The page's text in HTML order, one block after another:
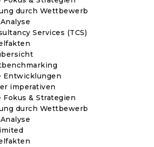
durch Wettbewerb
Services (TCS)
Entwicklungen
imperativen
Fokus & Strategien
durch Wettbewerb